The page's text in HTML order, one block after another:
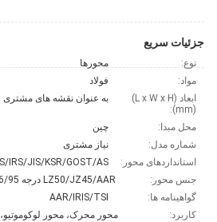
جزئیات سریع
نوع:
محورها
مواد:
فولاد
ابعاد (L x W x H)
(mm):
به عنوان نقشه های مشتری
محل مبدا:
چین
شماره مدل:
نیاز مشتری
استانداردهای محور:
IRS/JIS/KSR/GOST/AS
جنس محور:
گواهینامه ها:
AAR/IRIS/TSI
کاربرد: